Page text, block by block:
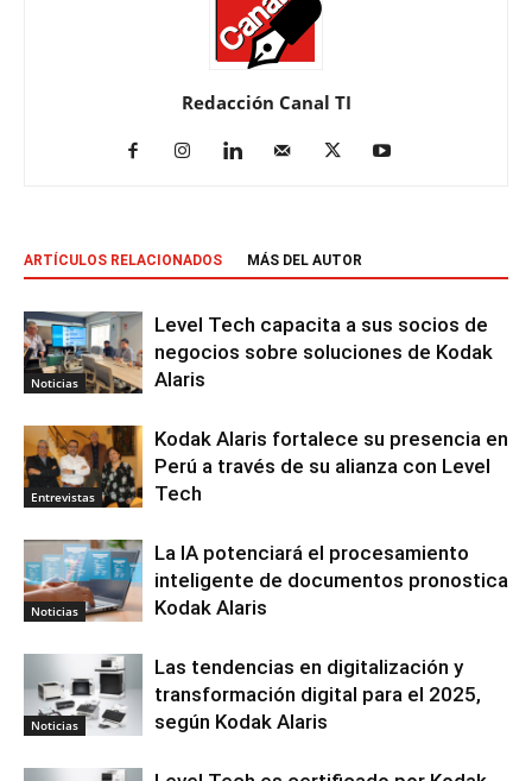
Redacción Canal TI
ARTÍCULOS RELACIONADOS MÁS DEL AUTOR
Noticias
Level Tech capacita a sus socios de
negocios sobre soluciones de Kodak
Alaris
Entrevistas
Kodak Alaris fortalece su presencia en
Perú a través de su alianza con Level
Tech
Noticias
La IA potenciará el procesamiento
inteligente de documentos pronostica
Kodak Alaris
Noticias
Las tendencias en digitalización y
transformación digital para el 2025,
según Kodak Alaris